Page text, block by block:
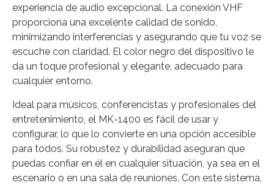
experiencia de audio excepcional. La conexión VHF
proporciona una excelente calidad de sonido,
minimizando interferencias y asegurando que tu voz se
escuche con claridad. El color negro del dispositivo le
da un toque profesional y elegante, adecuado para
cualquier entorno.
Ideal para músicos, conferencistas y profesionales del
entretenimiento, el MK-1400 es fácil de usar y
configurar, lo que lo convierte en una opción accesible
para todos. Su robustez y durabilidad aseguran que
puedas confiar en él en cualquier situación, ya sea en el
escenario o en una sala de reuniones. Con este sistema,